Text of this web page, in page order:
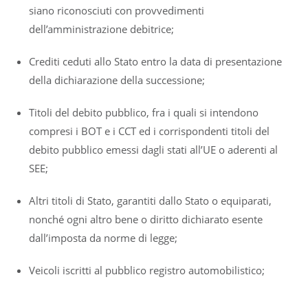
siano riconosciuti con provvedimenti
dell’amministrazione debitrice;
Crediti ceduti allo Stato entro la data di presentazione
della dichiarazione della successione;
Titoli del debito pubblico, fra i quali si intendono
compresi i BOT e i CCT ed i corrispondenti titoli del
debito pubblico emessi dagli stati all’UE o aderenti al
SEE;
Altri titoli di Stato, garantiti dallo Stato o equiparati,
nonché ogni altro bene o diritto dichiarato esente
dall’imposta da norme di legge;
Veicoli iscritti al pubblico registro automobilistico;